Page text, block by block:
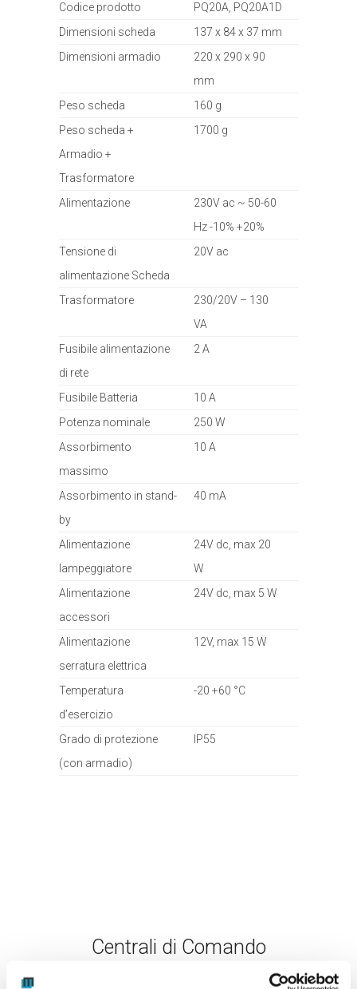
Codice prodotto
PQ20A, PQ20A1D
Dimensioni scheda
137 x 84 x 37 mm
Dimensioni armadio
220 x 290 x 90
mm
Peso scheda
160 g
Peso scheda +
Armadio +
Trasformatore
1700 g
Alimentazione
230V ac ~ 50-60
Hz -10% +20%
Tensione di
alimentazione Scheda
20V ac
Trasformatore
230/20V – 130
VA
Fusibile alimentazione
di rete
2 A
Fusibile Batteria
10 A
Potenza nominale
250 W
Assorbimento
massimo
10 A
Assorbimento in stand-
by
40 mA
Alimentazione
lampeggiatore
24V dc, max 20
W
Alimentazione
accessori
24V dc, max 5 W
Alimentazione
serratura elettrica
12V, max 15 W
Temperatura
d’esercizio
-20 +60 °C
Grado di protezione
(con armadio)
IP55
Centrali di Comando